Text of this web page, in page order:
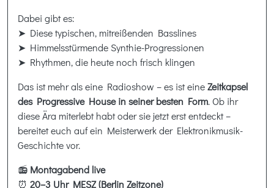
Dabei gibt es:
➤ Diese typischen, mitreißenden Basslines
➤ Himmelsstürmende Synthie-Progressionen
➤ Rhythmen, die heute noch frisch klingen
Das ist mehr als eine Radioshow – es ist eineZeitkapsel
des Progressive House in seiner besten Form. Ob ihr
diese Ära miterlebt habt oder sie jetzt erst entdeckt –
bereitet euch auf ein Meisterwerk der Elektronikmusik-
Geschichte vor.
📻 Montagabend live
⏰ 20–3 Uhr MESZ (Berlin Zeitzone)